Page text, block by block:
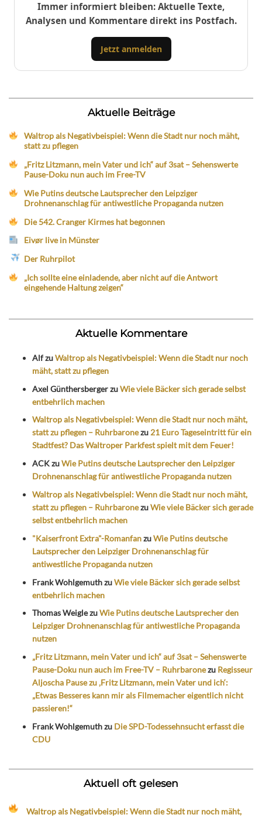
Immer informiert bleiben: Aktuelle Texte,
Analysen und Kommentare direkt ins Postfach.
Jetzt anmelden
Aktuelle Beiträge
Waltrop als Negativbeispiel: Wenn die Stadt nur noch mäht,
statt zu pflegen
„Fritz Litzmann, mein Vater und ich“ auf 3sat – Sehenswerte
Pause-Doku nun auch im Free-TV
Wie Putins deutsche Lautsprecher den Leipziger
Drohnenanschlag für antiwestliche Propaganda nutzen
Die 542. Cranger Kirmes hat begonnen
Eivør live in Münster
Der Ruhrpilot
„Ich sollte eine einladende, aber nicht auf die Antwort
eingehende Haltung zeigen“
Aktuelle Kommentare
AlfzuWaltrop als Negativbeispiel: Wenn die Stadt nur noch
mäht, statt zu pflegen
Axel GünthersbergerzuWie viele Bäcker sich gerade selbst
entbehrlich machen
Waltrop als Negativbeispiel: Wenn die Stadt nur noch mäht,
statt zu pflegen – Ruhrbaronezu21 Euro Tageseintritt für ein
Stadtfest? Das Waltroper Parkfest spielt mit dem Feuer!
ACKzuWie Putins deutsche Lautsprecher den Leipziger
Drohnenanschlag für antiwestliche Propaganda nutzen
Waltrop als Negativbeispiel: Wenn die Stadt nur noch mäht,
statt zu pflegen – RuhrbaronezuWie viele Bäcker sich gerade
selbst entbehrlich machen
"Kaiserfront Extra"-RomanfanzuWie Putins deutsche
Lautsprecher den Leipziger Drohnenanschlag für
antiwestliche Propaganda nutzen
Frank WohlgemuthzuWie viele Bäcker sich gerade selbst
entbehrlich machen
Thomas WeiglezuWie Putins deutsche Lautsprecher den
Leipziger Drohnenanschlag für antiwestliche Propaganda
nutzen
„Fritz Litzmann, mein Vater und ich“ auf 3sat – Sehenswerte
Pause-Doku nun auch im Free-TV – Ruhrbaronezu Regisseur
Aljoscha Pause zu ‚Fritz Litzmann, mein Vater und ich‘:
„Etwas Besseres kann mir als Filmemacher eigentlich nicht
passieren!“
Frank Wohlgemuthzu Die SPD-Todessehnsucht erfasst die
CDU
Aktuell oft gelesen
Waltrop als Negativbeispiel: Wenn die Stadt nur noch mäht,